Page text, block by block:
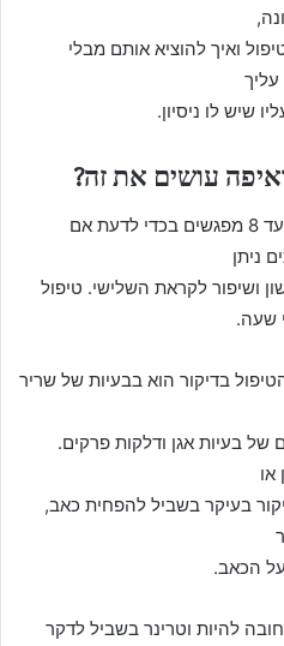
ואיך להוציא אותם מבלי
שיש לו ניסיון.
עושים את זה?
במקרים כללים של חולי די ב-4 עד 8 מפגשים בכדי לדעת אם
ניתן
ושיפור לקראת השלישי. טיפול
שעה.
בדיקור הוא בבעיות של שריר
בעיות אגן ודלקות פרקים.
או
בעיקר בשביל להפחית כאב,
הכאב.
להיות וטרינר בשביל לדקר